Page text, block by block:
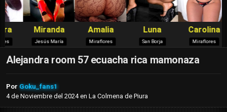
Alejandra room 57 ecuacha rica mamonaza
Por Goku_fans1
4 de Noviembre del 2024en La Colmena de Piura